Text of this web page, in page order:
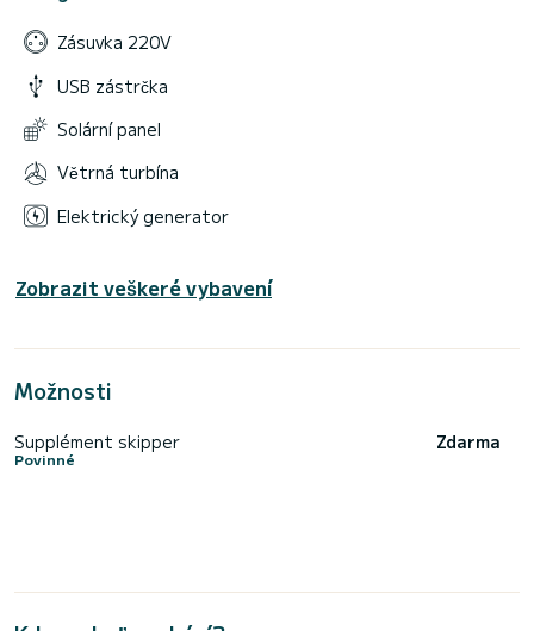
Zásuvka 220V
USB zástrčka
Solární panel
Větrná turbína
Elektrický generator
Zobrazit veškeré vybavení
Možnosti
Supplément skipper
Povinné
Zdarma